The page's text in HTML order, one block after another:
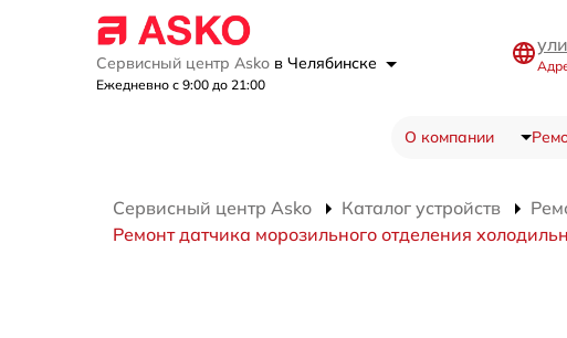
Сервисный центр Asko в Челябинске
Ежедневно с 9:00 до 21:00
О компании
Сервисный центр Asko Каталог устройств
Ремонт датчика морозильного отделения